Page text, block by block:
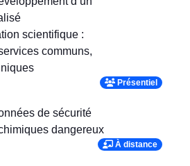
scientifique :
communs,
Présentiel
de sécurité
dangereux
À distance